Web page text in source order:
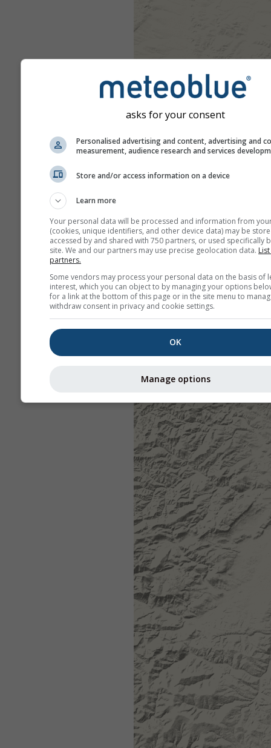
asks for your consent
Personalised advertising and content, advertising and
measurement, audience research and services
Store and/or access information on a device
Learn more
Your personal data will be processed and information from
(cookies, unique identifiers, and other device data) may be
accessed by and shared with 750 partners, or used specifically
site. We and our partners may use precise geolocation data.
partners.
Some vendors may process your personal data on the basis of
interest, which you can object to by managing your options
for a link at the bottom of this page or in the site menu to
withdraw consent in privacy and cookie settings.
OK
Manage options